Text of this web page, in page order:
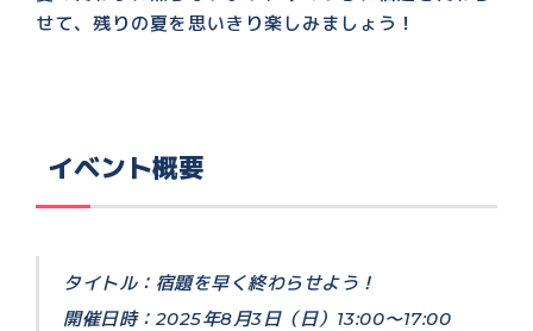
せて、残りの夏を思いきり楽しみましょう！
イベント概要
タイトル：宿題を早く終わらせよう！
開催日時：2025年8月3日（日）13:00〜17:00